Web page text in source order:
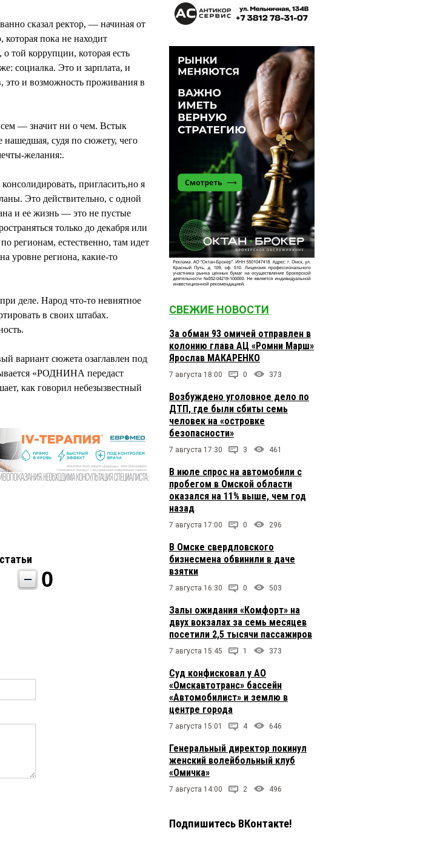
сказал ректор, — начиная от
которая пока не находит
той коррупции, которая есть
социалка. Это и зарплата, и
это и возможность проживания в
— значит ни о чем. Встык
судя по сюжету, чего
желания:.
пригласить,но я
Это действительно, с одной
и ее жизнь — это не пустые
только до декабря или
регионам, естественно, там идет
уровне региона, какие-то
деле. Народ что-то невнятное
в своих штабах.
вариант сюжета озаглавлен под
«РОДНИНА передаст
как говорил небезызвестный
0
СВЕЖИЕ НОВОСТИ
За обман 93 омичей отправлен в
колонию глава АЦ «Ромни Марш»
Ярослав МАКАРЕНКО
7 августа 18:00 0 373
Возбуждено уголовное дело по
ДТП, где были сбиты семь
человек на «островке
безопасности»
7 августа 17:30 3 461
В июле спрос на автомобили с
пробегом в Омской области
оказался на 11% выше, чем год
назад
7 августа 17:00 0 296
В Омске свердловского
бизнесмена обвинили в даче
взятки
7 августа 16:30 0 503
Залы ожидания «Комфорт» на
двух вокзалах за семь месяцев
посетили 2,5 тысячи пассажиров
7 августа 15:45 1 373
Суд конфисковал у АО
«Омскавтотранс» бассейн
«Автомобилист» и землю в
центре города
7 августа 15:01 4 646
Генеральный директор покинул
женский волейбольный клуб
«Омичка»
7 августа 14:00 2 496
Подпишитесь ВКонтакте!